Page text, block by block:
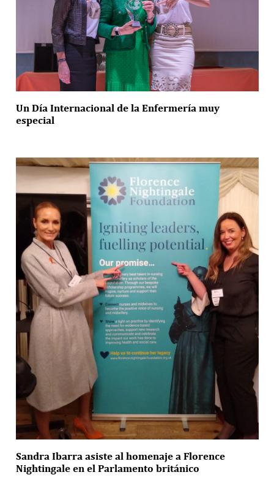
Un Día Internacional de la Enfermería muy
especial
Sandra Ibarra asiste al homenaje a Florence
Nightingale en el Parlamento británico